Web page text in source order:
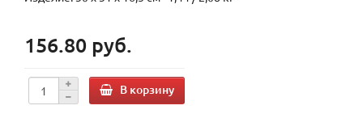
156.80 руб.
В корзину